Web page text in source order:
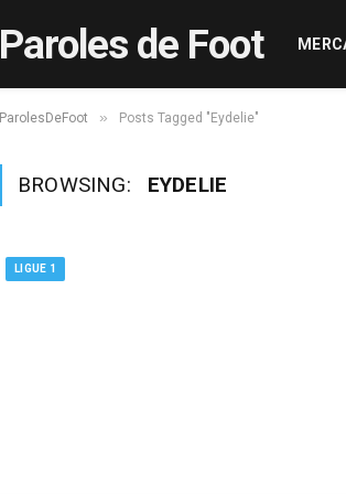
Paroles de Foot
ParolesDeFoot » Posts Tagged "Eydelie"
BROWSING: EYDELIE
LIGUE 1